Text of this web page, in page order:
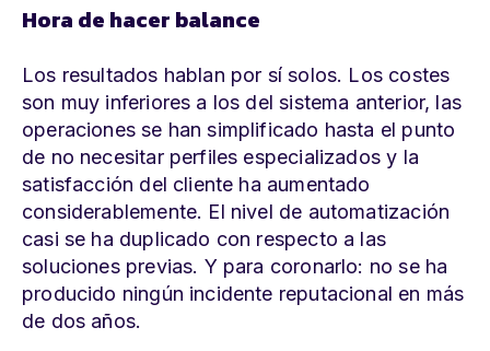
Hora de hacer balance
Los resultados hablan por sí solos. Los costes
son muy inferiores a los del sistema anterior, las
operaciones se han simplificado hasta el punto
de no necesitar perfiles especializados y la
satisfacción del cliente ha aumentado
considerablemente. El nivel de automatización
casi se ha duplicado con respecto a las
soluciones previas. Y para coronarlo: no se ha
producido ningún incidente reputacional en más
de dos años.